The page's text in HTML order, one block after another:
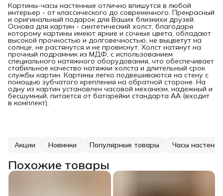
Картины-часы настенные отлично впишутся в любой
интерьер - от классического до современного. Прекрасный
и оригинальный подарок для Ваших близкихи друзей.
Основа для картин - синтетический холст, благодаря
которому картины имеют яркие и сочные цвета, обладают
высокой прочностью и долговечностью, не выцветут на
солнце, не растянутся и не провиснут. Холст натянут на
прочный подрамник из МДФ, с использованием
специального натяжного оборудования, что обеспечивает
стабильное качество натяжки холста и длительный срок
службы картин. Картины легко подвешиваются на стену с
помощью зубчатого крепления на обратной стороне. На
одну из картин установлен часовой механизм, надежный и
бесшумный, питается от батарейки стандарта АА (входит
в комплект).
Акции Новинки Популярные товары Часы
Похожие товары